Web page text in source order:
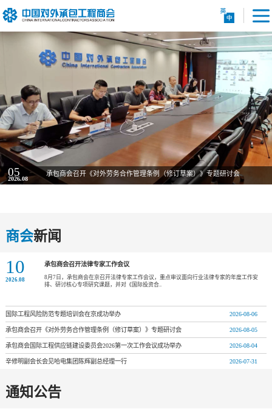
05
2026.08
承包商会召开《对外劳务合作管理条例（修订草案）》专题研讨会
商会新闻
10
2026.08
承包商会召开法律专家工作会议
8月7日，承包商会在京召开法律专家工作会议，重点审议面向行业法律专家的年度工作安
排、研讨核心专项研究课题，并对《国际投资合..
2026-08-06
国际工程风险防范专题培训会在京成功举办
2026-08-05
承包商会召开《对外劳务合作管理条例（修订草案）》专题研讨会
2026-08-04
承包商会国际工程供应链建设委员会2026第一次工作会议成功举办
2026-07-31
辛修明副会长会见哈电集团陈辉副总经理一行
通知公告